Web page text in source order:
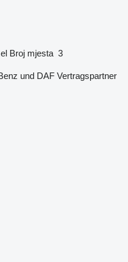
Broj mjesta 3
und DAF Vertragspartner